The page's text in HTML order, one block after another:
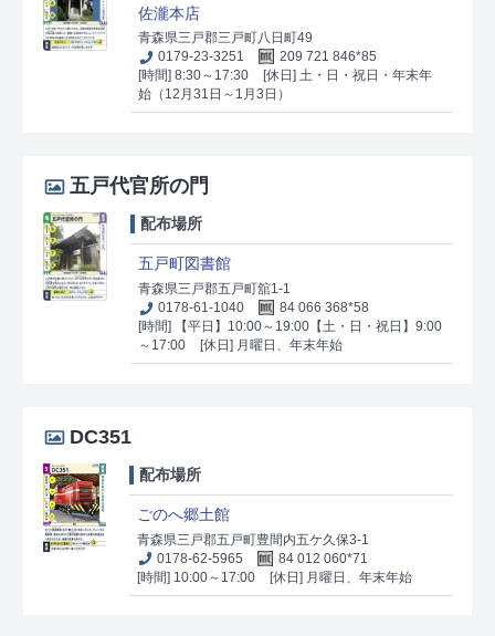
佐瀧本店
青森県三戸郡三戸町八日町49
0179-23-3251
209 721 846*85
[時間] 8:30～17:30
[休日] 土・日・祝日・年末年
始（12月31日～1月3日）
五戸代官所の門
配布場所
五戸町図書館
青森県三戸郡五戸町舘1-1
0178-61-1040
84 066 368*58
[時間] 【平日】10:00～19:00【土・日・祝日】9:00
～17:00
[休日] 月曜日、年末年始
DC351
配布場所
ごのへ郷土館
青森県三戸郡五戸町豊間内五ケ久保3-1
0178-62-5965
84 012 060*71
[時間] 10:00～17:00
[休日] 月曜日、年末年始